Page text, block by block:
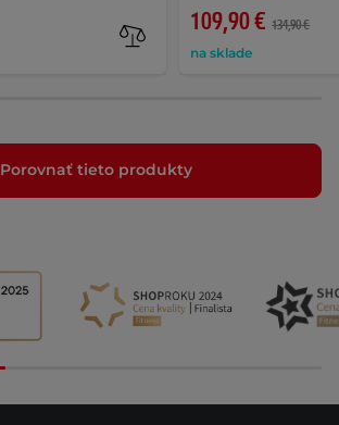
109,90 € 134,90 €
na sklade
Porovnať tieto produkty